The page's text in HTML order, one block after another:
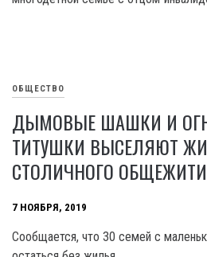
ОБЩЕСТВО
ДЫМОВЫЕ ШАШКИ И
ТИТУШКИ ВЫСЕЛЯЮТ
СТОЛИЧНОГО
7 НОЯБРЯ, 2019
Сообщается, что 30 семей с